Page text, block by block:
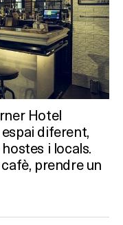
Hotel
diferent,
i locals.
prendre un